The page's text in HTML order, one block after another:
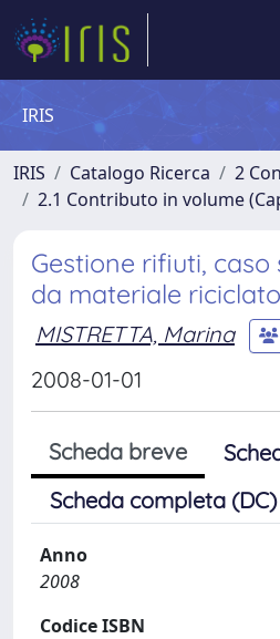
IRIS
IRIS Catalogo Ricerca
2
2.1 Contributo in volume
Gestione rifiuti, caso
da materiale riciclato
MISTRETTA, Marina
2008-01-01
Scheda breve
Scheda completa (DC)
Anno
2008
Codice ISBN